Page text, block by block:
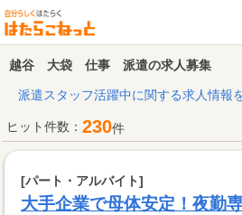
越谷 大袋 仕事 派遣の求人募集
派遣スタッフ活躍中に関する求人情報
ヒット件数： 230件
[パート・アルバイト]
大手企業で母体安定！夜勤